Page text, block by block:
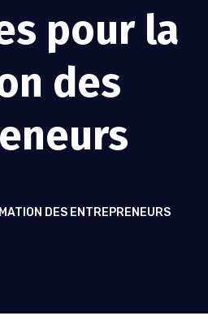
pour la
des
DES ENTREPRENEURS